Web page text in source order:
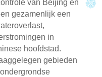
van Beijing en
gezamenlijk een
in
hoofdstad.
gebieden